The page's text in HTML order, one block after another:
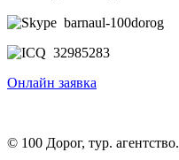
barnaul-100dorog
32985283
Онлайн заявка
© 100 Дорог, тур. агентство.